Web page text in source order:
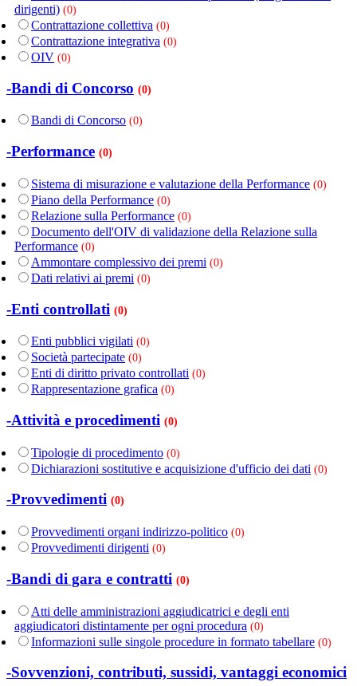
dirigenti) (0)
Contrattazione collettiva (0)
Contrattazione integrativa (0)
OIV (0)
-Bandi di Concorso (0)
Bandi di Concorso (0)
-Performance (0)
Sistema di misurazione e valutazione della Performance (0)
Piano della Performance (0)
Relazione sulla Performance (0)
Documento dell'OIV di validazione della Relazione sulla
Performance (0)
Ammontare complessivo dei premi (0)
Dati relativi ai premi (0)
-Enti controllati (0)
Enti pubblici vigilati (0)
Società partecipate (0)
Enti di diritto privato controllati (0)
Rappresentazione grafica (0)
-Attività e procedimenti (0)
Tipologie di procedimento (0)
Dichiarazioni sostitutive e acquisizione d'ufficio dei dati (0)
-Provvedimenti (0)
Provvedimenti organi indirizzo-politico (0)
Provvedimenti dirigenti (0)
-Bandi di gara e contratti (0)
Atti delle amministrazioni aggiudicatrici e degli enti
aggiudicatori distintamente per ogni procedura (0)
Informazioni sulle singole procedure in formato tabellare (0)
-Sovvenzioni, contributi, sussidi, vantaggi economici